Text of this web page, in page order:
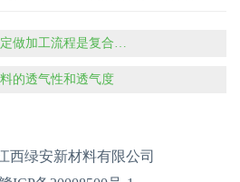
的透气性和透气度
西绿安新材料有限公司